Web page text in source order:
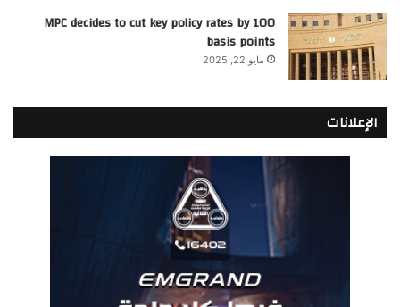
MPC decides to cut key policy rates by 100
basis points
مايو 22, 2025
الإعلانات